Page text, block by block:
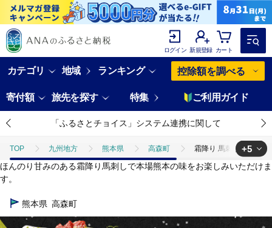
ログイン 新規登録 カート
カテゴリ 地域 ランキング 控除額を調べる
寄付額 旅先を探す 特集 ご利用ガイド
「ふるさとチョイス」システム連携に関して
TOP 九州地方 熊本県 高森町 霜降り 馬刺し 約320g
TOP 肉 霜降り 馬刺し 約320g 熊本県 高森町 ブロック 馬刺 タレ付
TOP 肉 馬肉 馬刺し 霜降り 馬刺し 約320g 熊本県
+5
ほんのり甘みのある霜降り馬刺しで本場熊本の味をお楽しみいただけま
す。
熊本県 高森町